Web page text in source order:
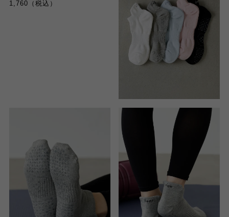
1,760（税込）